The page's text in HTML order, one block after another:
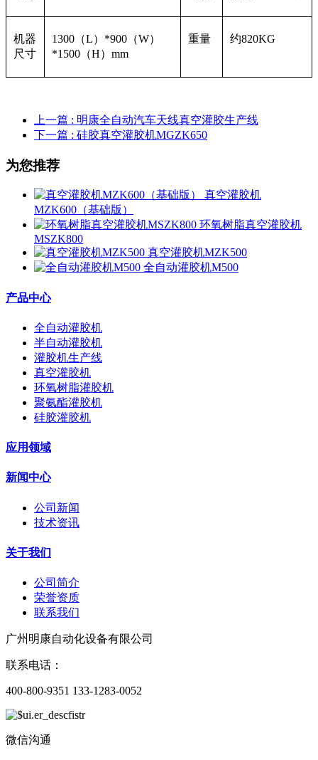
机器
尺寸
1300（L）*900（W）
*1500（H）mm
重量 约820KG
上一篇 : 明康全自动汽车天线真空灌胶生产线
下一篇 : 硅胶真空灌胶机MGZK650
为您推荐
真空灌胶机
MZK600（基础版）
环氧树脂真空灌胶机
MSZK800
真空灌胶机MZK500
全自动灌胶机M500
产品中心
全自动灌胶机
半自动灌胶机
灌胶机生产线
真空灌胶机
环氧树脂灌胶机
聚氨酯灌胶机
硅胶灌胶机
应用领域
新闻中心
公司新闻
技术资讯
关于我们
公司简介
荣誉资质
联系我们
广州明康自动化设备有限公司
联系电话：
400-800-9351 133-1283-0052
微信沟通